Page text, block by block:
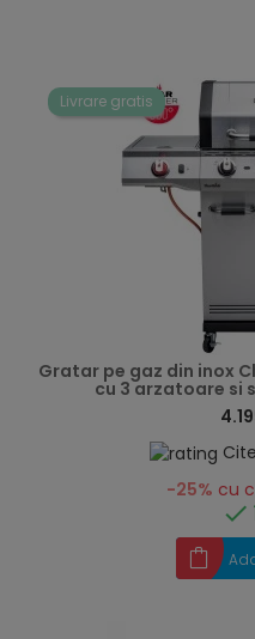
Livrare gratis
Gratar pe gaz din inox
cu 3 arzatoare si
-25% cu
